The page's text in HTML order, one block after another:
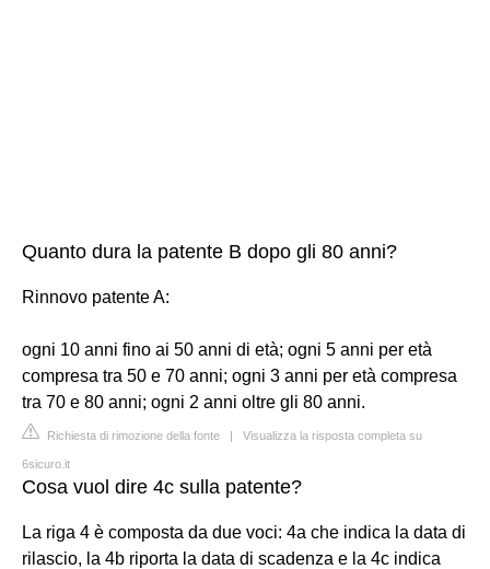
Quanto dura la patente B dopo gli 80 anni?
Rinnovo patente A:
ogni 10 anni fino ai 50 anni di età; ogni 5 anni per età
compresa tra 50 e 70 anni; ogni 3 anni per età compresa
tra 70 e 80 anni; ogni 2 anni oltre gli 80 anni.
Richiesta di rimozione della fonte | Visualizza la risposta completa su
6sicuro.it
Cosa vuol dire 4c sulla patente?
La riga 4 è composta da due voci: 4a che indica la data di
rilascio, la 4b riporta la data di scadenza e la 4c indica